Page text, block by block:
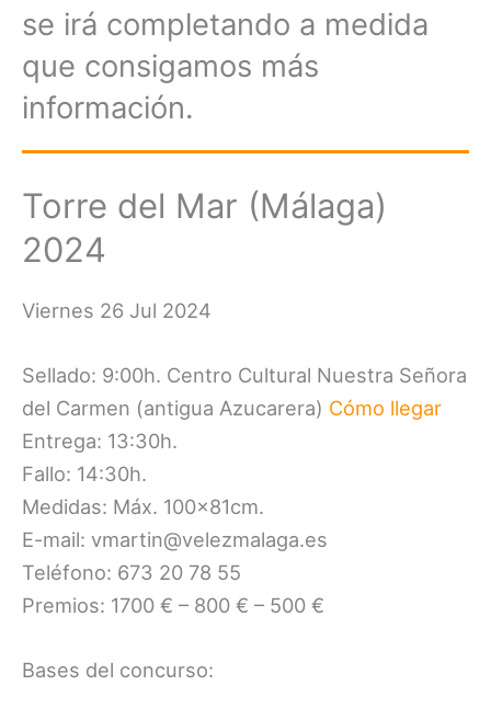
se irá completando a medida
que consigamos más
información.
Torre del Mar (Málaga)
2024
Viernes 26 Jul 2024
Sellado: 9:00h. Centro Cultural Nuestra Señora
del Carmen (antigua Azucarera) Cómo llegar
Entrega: 13:30h.
Fallo: 14:30h.
Medidas: Máx. 100x81cm.
E-mail: vmartin@velezmalaga.es
Teléfono: 673 20 78 55
Premios: 1700 € – 800 € – 500 €
Bases del concurso: